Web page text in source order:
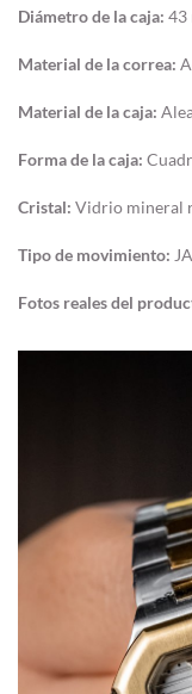
Diámetro de la caja: 43
Material de la correa:
Material de la caja:
Forma de la caja:
Cristal: Vidrio mineral
Tipo de movimiento:
Fotos reales del